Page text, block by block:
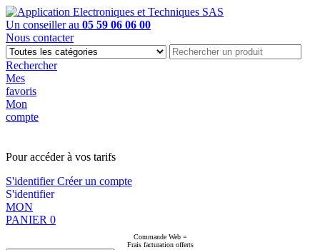
Un conseiller au 05 59 06 06 00
Nous contacter
Rechercher
Mes
favoris
Mon
compte
Pour accéder à vos tarifs
S'identifierCréer un compte
S'identifier
MON
PANIER 0
Commande Web =
Frais facturation offerts